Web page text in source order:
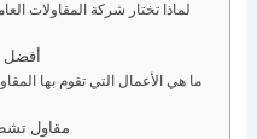
لماذا تختار شركة المقاولات
أفضل
ما هي الأعمال التي تقوم بها
مقاول